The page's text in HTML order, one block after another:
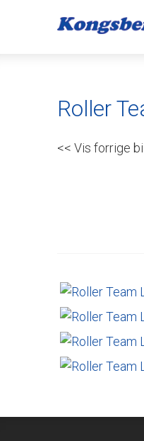
Roller
<< Vis forrige